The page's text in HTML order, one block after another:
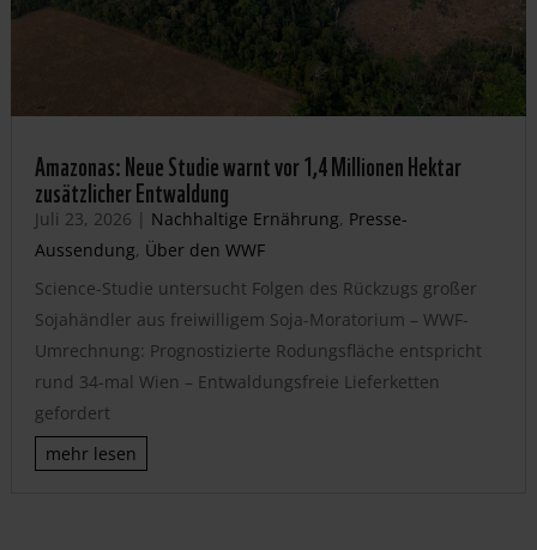
Amazonas: Neue Studie warnt vor 1,4 Millionen Hektar
zusätzlicher Entwaldung
Juli 23, 2026 | Nachhaltige Ernährung, Presse-
Aussendung, Über den WWF
Science-Studie untersucht Folgen des Rückzugs großer
Sojahändler aus freiwilligem Soja-Moratorium – WWF-
Umrechnung: Prognostizierte Rodungsfläche entspricht
rund 34-mal Wien – Entwaldungsfreie Lieferketten
gefordert
mehr lesen